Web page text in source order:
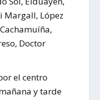
Margall, López
Doctor
el centro
y tarde